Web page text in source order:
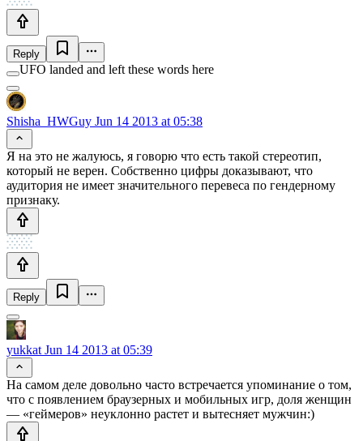
Reply
UFO landed and left these words here
Shisha_HWGuy Jun 14 2013 at 05:38
Я на это не жалуюсь, я говорю что есть такой стереотип,
который не верен. Собственно цифры доказывают, что
аудитория не имеет значительного перевеса по гендерному
признаку.
Reply
yukkat Jun 14 2013 at 05:39
На самом деле довольно часто встречается упоминание о том,
что с появлением браузерных и мобильных игр, доля женщин
— «геймеров» неуклонно растет и вытесняет мужчин:)